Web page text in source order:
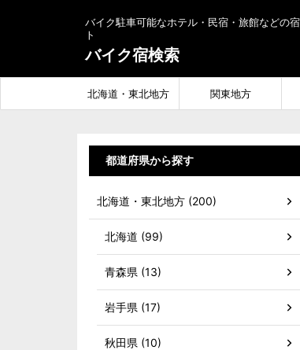
バイク駐車可能なホテル・民宿・旅館などの
ト
バイク宿検索
北海道・東北地方 関東地方
都道府県から探す
北海道・東北地方 (200)
北海道 (99)
青森県 (13)
岩手県 (17)
秋田県 (10)